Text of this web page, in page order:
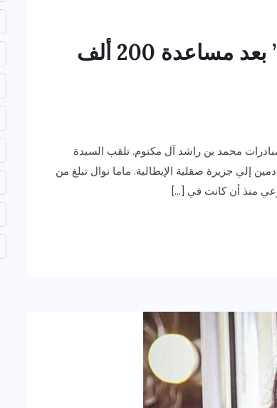
نوال الصوفي تحصد لقب “صانع الأمل” بعد مساعدة 200 ألف
محمد بن راشد آل مكتوم. تلقب السيدة
إلي جزيرة صقلية الإيطالية. ماما نوال تبلغ من